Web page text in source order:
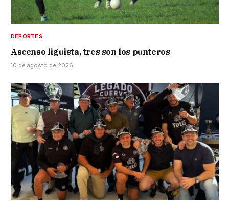
DEPORTES
Ascenso liguista, tres son los punteros
10 de agosto de 2026